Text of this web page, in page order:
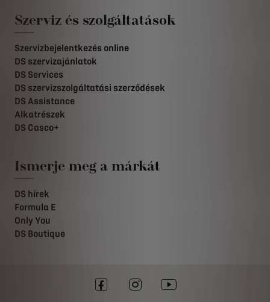
Szerviz és szolgáltatások
Szervizbejelentkezés online
DS szervizajánlatok
DS Services
DS szervizszolgáltatási szerződések
DS Assistance
Alkatrészek
DS Casco+
Ismerje meg a márkát
DS hírek
Formula E
Only You
DS Boutique